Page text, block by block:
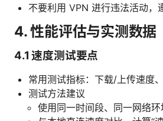
不要利用 VPN 进行违法活动，
4. 性能评估与实测数据
4.1 速度测试要点
常用测试指标：下载/上传速度
测试方法建议
使用同一时间段、同一网络